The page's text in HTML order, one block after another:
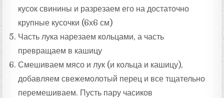
кусок свинины и разрезаем его на достаточно
крупные кусочки (6х6 см)
Часть лука нарезаем кольцами, а часть
превращаем в кашицу
Смешиваем мясо и лук (и кольца и кашицу),
добавляем свежемолотый перец и все тщательно
перемешиваем. Пусть пару часиков